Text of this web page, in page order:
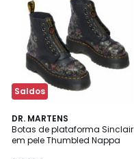
Saldos
DR. MARTENS
Botas de plataforma Sinclair
em pele Thumbled Nappa
5
/
5